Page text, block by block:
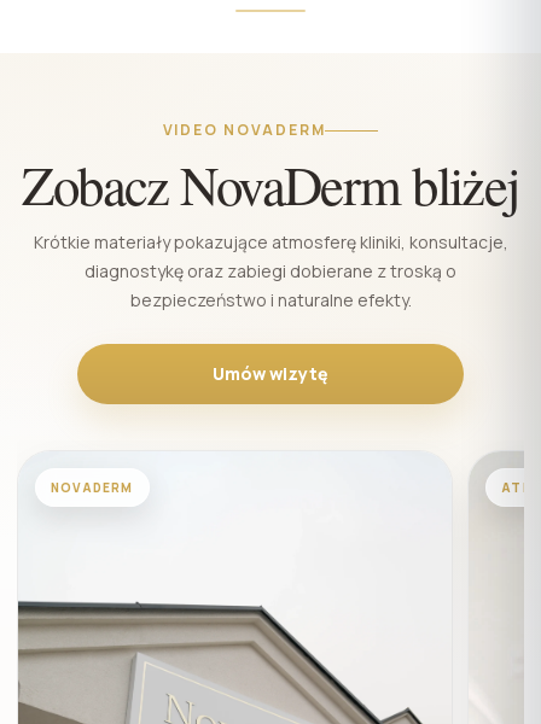
VIDEO NOVADERM
Zobacz NovaDerm bliżej
Krótkie materiały pokazujące atmosferę kliniki, konsultacje,
diagnostykę oraz zabiegi dobierane z troską o
bezpieczeństwo i naturalne efekty.
Umów wizytę
NOVADERM